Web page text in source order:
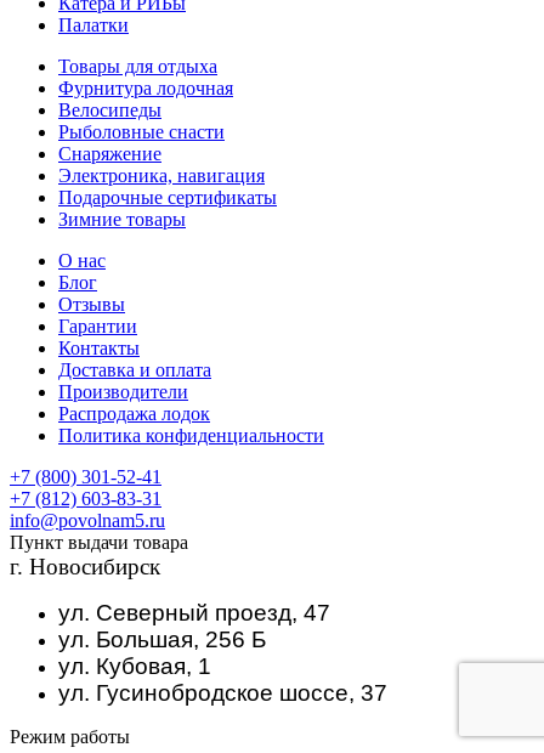
Палатки
Товары для отдыха
Фурнитура лодочная
Велосипеды
Рыболовные снасти
Снаряжение
Электроника, навигация
Подарочные сертификаты
Зимние товары
О нас
Блог
Отзывы
Гарантии
Контакты
Доставка и оплата
Производители
Распродажа лодок
Политика конфиденциальности
+7 (800) 301-52-41
+7 (812) 603-83-31
info@povolnam5.ru
Пункт выдачи товара
г. Новосибирск
ул. Северный проезд, 47
ул. Большая, 256 Б
ул. Кубовая, 1
ул. Гусинобродское шоссе, 37
Режим работы